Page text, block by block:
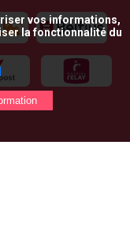
vos informations,
la fonctionnalité du